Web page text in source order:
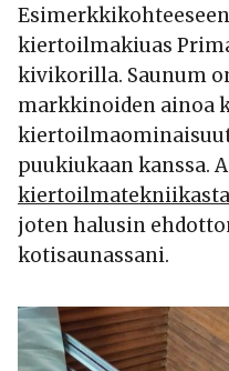
kiertoilmakiuas
kivikorilla. Saunum
markkinoiden ainoa
puukiukaan kanssa.
kiertoilmatekniikasta
joten halusin
kotisaunassani.